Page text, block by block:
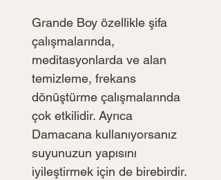
Grande Boy özellikle şifa
çalışmalarında,
meditasyonlarda ve alan
temizleme, frekans
dönüştürme çalışmalarında
çok etkilidir. Ayrıca
Damacana kullanıyorsanız
suyunuzun yapısını
iyileştirmek için de birebirdir.